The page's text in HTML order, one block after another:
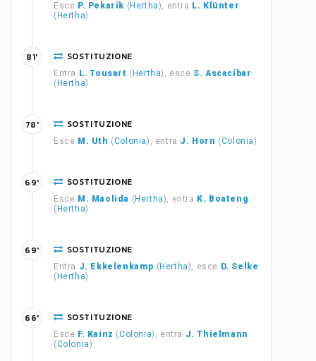
Esce P. Pekarík ( Hertha), entra L. Klünter
( Hertha)
SOSTITUZIONE
Entra L. Tousart ( Hertha), esce S. Ascacíbar
( Hertha)
81'
SOSTITUZIONE
Esce M. Uth (Colonia), entra J. Horn (Colonia)
78'
SOSTITUZIONE
Esce M. Maolida ( Hertha), entra K. Boateng
( Hertha)
69'
SOSTITUZIONE
Entra J. Ekkelenkamp ( Hertha), esce D. Selke
( Hertha)
69'
SOSTITUZIONE
Esce F. Kainz (Colonia), entra J. Thielmann
(Colonia)
66'